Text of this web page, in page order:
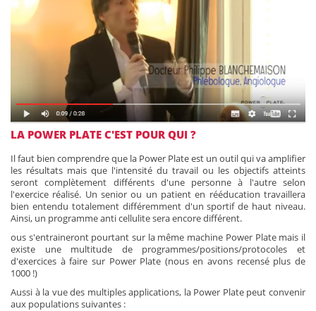
LA POWER PLATE C'EST POUR QUI ?
Il faut bien comprendre que la Power Plate est un outil qui va amplifier
les résultats mais que l'intensité du travail ou les objectifs atteints
seront complètement différents d'une personne à l'autre selon
l'exercice réalisé. Un senior ou un patient en rééducation travaillera
bien entendu totalement différemment d'un sportif de haut niveau.
Ainsi, un programme anti cellulite sera encore différent.
ous s'entraineront pourtant sur la même machine Power Plate mais il
existe une multitude de programmes/positions/protocoles et
d'exercices à faire sur Power Plate (nous en avons recensé plus de
1000 !)
Aussi à la vue des multiples applications, la Power Plate peut convenir
aux populations suivantes :